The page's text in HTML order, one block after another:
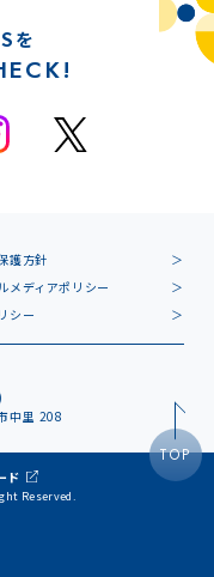
を
護方針
メディアポリシー
シー
中里 208
TOP
ド
Reserved.